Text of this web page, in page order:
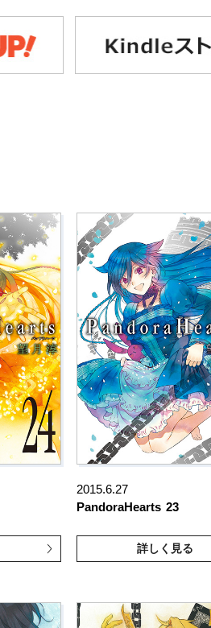
2015.6.27
PandoraHearts 23
詳しく見る